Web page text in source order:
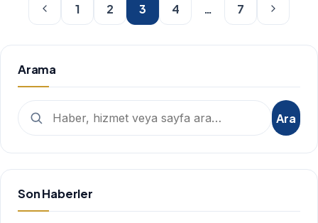
1 2 3 4 … 7
Arama
Arama:
Ara
Son Haberler